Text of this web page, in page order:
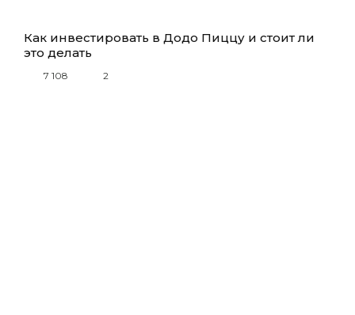
Как инвестировать в Додо Пиццу и стоит ли
это делать
7 108 2